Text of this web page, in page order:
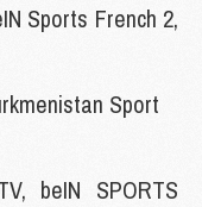
Sports French 2,
Sport
beIN SPORTS